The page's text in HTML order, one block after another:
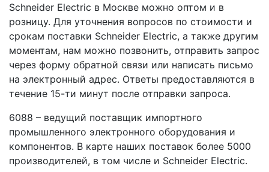
Schneider Electric в Москве можно оптом и в
розницу. Для уточнения вопросов по стоимости и
срокам поставки Schneider Electric, а также другим
моментам, нам можно позвонить, отправить запрос
через форму обратной связи или написать письмо
на электронный адрес. Ответы предоставляются в
течение 15-ти минут после отправки запроса.
6088 – ведущий поставщик импортного
промышленного электронного оборудования и
компонентов. В карте наших поставок более 5000
производителей, в том числе и Schneider Electric.